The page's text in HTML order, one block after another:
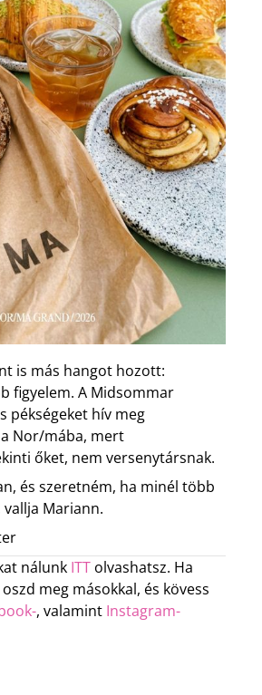
is más hangot hozott:
figyelem. A Midsommar
pékségeket hív meg
Nor/mába, mert
őket, nem versenytársnak.
és szeretném, ha minél több
Mariann.
nálunk ITTolvashatsz. Ha
meg másokkal, és kövess
, valamint Instagram-